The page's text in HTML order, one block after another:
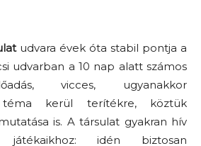
udvara évek óta stabil pontja a
udvarban a 10 nap alatt számos
vicces, ugyanakkor
téma kerül terítékre, köztük
is. A társulat gyakran hív
idén biztosan